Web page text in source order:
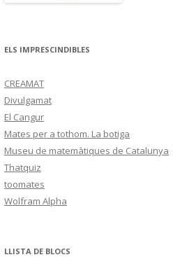
ELS IMPRESCINDIBLES
CREAMAT
Divulgamat
El Cangur
Mates per a tothom. La botiga
Museu de matemàtiques de Catalunya
Thatquiz
toomates
Wolfram Alpha
LLISTA DE BLOCS